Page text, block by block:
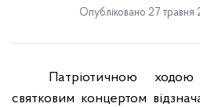
Опубліковано 27 травня
Патріотичною
святковим концертом